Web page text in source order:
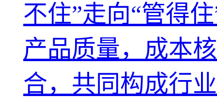
不住”走向“管得
产品质量，成本
合，共同构成行